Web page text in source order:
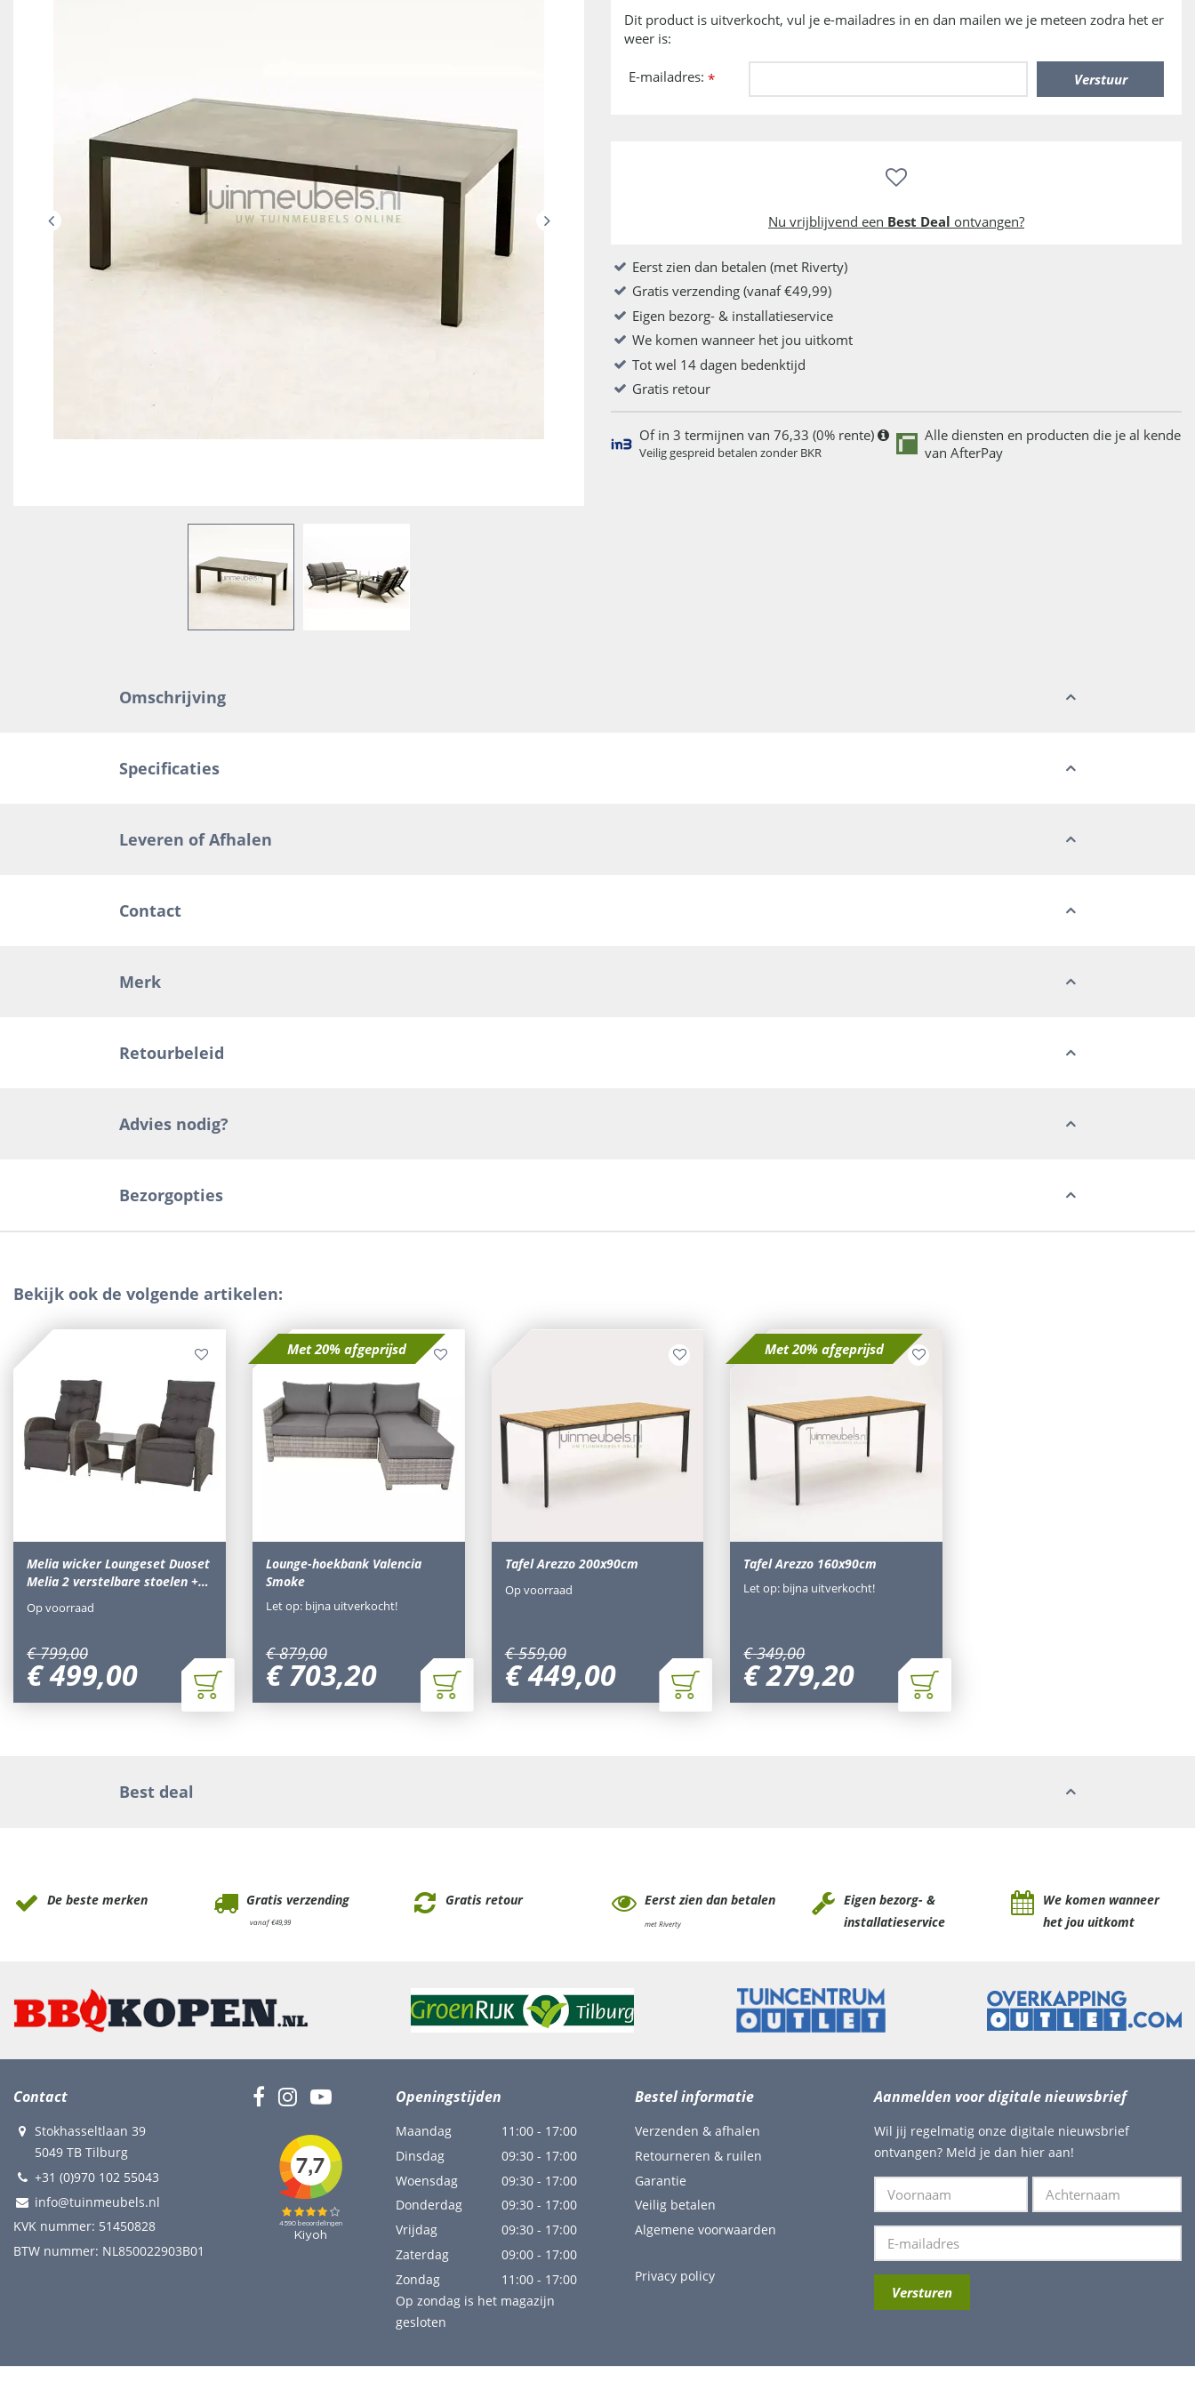
Dit product is uitverkocht, vul je e-mailadres in en dan mailen we je meteen zodra het er
weer is:
E-mailadres: *
Nu vrijblijvend een Best Deal ontvangen?
Eerst zien dan betalen (met Riverty)
Gratis verzending (vanaf €49,99)
Eigen bezorg- & installatieservice
We komen wanneer het jou uitkomt
Tot wel 14 dagen bedenktijd
Gratis retour
Of in 3 termijnen van 76,33 (0% rente)
Veilig gespreid betalen zonder BKR
Alle diensten en producten die je al kende
van AfterPay
Omschrijving
Specificaties
Leveren of Afhalen
Contact
Merk
Retourbeleid
Advies nodig?
Bezorgopties
Bekijk ook de volgende artikelen:
Melia wicker Loungeset Duoset
Melia 2 verstelbare stoelen +…
€ 799,00
€499,00
Op voorraad
Met 20% afgeprijsd
Lounge-hoekbank Valencia
Smoke
€ 879,00
€ 703,20
Let op: bijna uitverkocht!
Tafel Arezzo 200x90cm
€ 559,00
€449,00
Op voorraad
Met 20% afgeprijsd
Tafel Arezzo 160x90cm
€ 349,00
€279,20
Let op: bijna uitverkocht!
Best deal
De beste merken Gratis verzending
vanaf €49,99
Gratis retour Eerst zien dan betalen
met Riverty
Eigen bezorg- &
installatieservice
We komen wanneer
het jou uitkomt
Contact
Stokhasseltlaan 39
5049 TB Tilburg
+31 (0)970 102 55043
info@tuinmeubels.nl
KVK nummer: 51450828
BTW nummer: NL850022903B01
Openingstijden
Maandag
11:00 - 17:00
Dinsdag
09:30 - 17:00
Woensdag
09:30 - 17:00
Donderdag
09:30 - 17:00
Vrijdag
09:30 - 17:00
Zaterdag
09:00 - 17:00
Zondag
11:00 - 17:00
Op zondag is het magazijn
gesloten
Bestel informatie
Verzenden & afhalen
Retourneren & ruilen
Garantie
Veilig betalen
Algemene voorwaarden
Privacy policy
Aanmelden voor digitale nieuwsbrief
Wil jij regelmatig onze digitale nieuwsbrief
ontvangen? Meld je dan hier aan!